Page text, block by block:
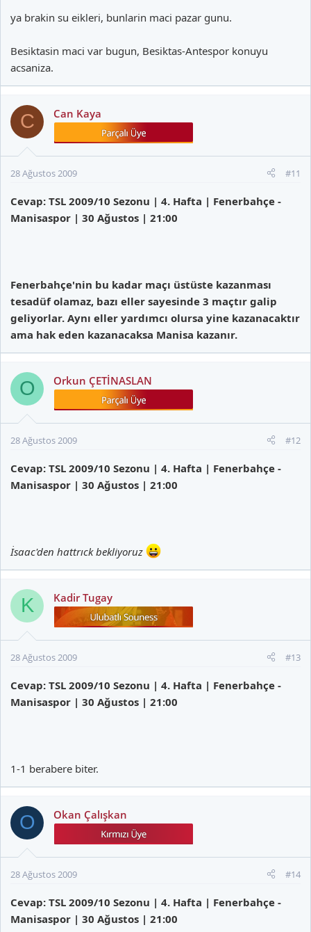
ya brakin su eikleri, bunlarin maci pazar gunu.
Besiktasin maci var bugun, Besiktas-Antespor konuyu
acsaniza.
C Can Kaya
28 Ağustos 2009 #11
Cevap: TSL 2009/10 Sezonu | 4. Hafta | Fenerbahçe -
Manisaspor | 30 Ağustos | 21:00
Fenerbahçe'nin bu kadar maçı üstüste kazanması
tesadüf olamaz, bazı eller sayesinde 3 maçtır galip
geliyorlar. Aynı eller yardımcı olursa yine kazanacaktır
ama hak eden kazanacaksa Manisa kazanır.
O Orkun ÇETİNASLAN
28 Ağustos 2009 #12
Cevap: TSL 2009/10 Sezonu | 4. Hafta | Fenerbahçe -
Manisaspor | 30 Ağustos | 21:00
İsaac'den hattrıck bekliyoruz
K Kadir Tugay
28 Ağustos 2009 #13
Cevap: TSL 2009/10 Sezonu | 4. Hafta | Fenerbahçe -
Manisaspor | 30 Ağustos | 21:00
1-1 berabere biter.
O Okan Çalışkan
28 Ağustos 2009 #14
Cevap: TSL 2009/10 Sezonu | 4. Hafta | Fenerbahçe -
Manisaspor | 30 Ağustos | 21:00